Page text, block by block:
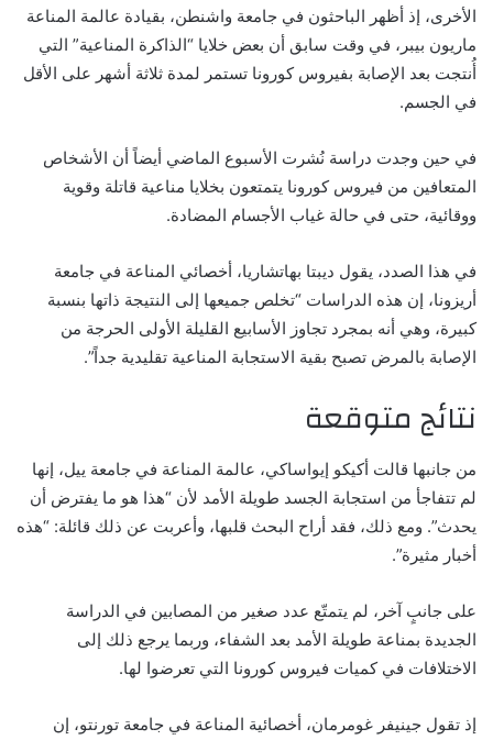
الأخرى، إذ أظهر الباحثون في جامعة واشنطن، بقيادة عالمة المناعة
ماريون بيبر، في وقت سابق أن بعض خلايا “الذاكرة المناعية” التي
أُنتجت بعد الإصابة بفيروس كورونا تستمر لمدة ثلاثة أشهر على الأقل
في الجسم.
في حين وجدت دراسة نُشرت الأسبوع الماضي أيضاً أن الأشخاص
المتعافين من فيروس كورونا يتمتعون بخلايا مناعية قاتلة وقوية
ووقائية، حتى في حالة غياب الأجسام المضادة.
في هذا الصدد، يقول ديبتا بهاتشاريا، أخصائي المناعة في جامعة
أريزونا، إن هذه الدراسات “تخلص جميعها إلى النتيجة ذاتها بنسبة
كبيرة، وهي أنه بمجرد تجاوز الأسابيع القليلة الأولى الحرجة من
الإصابة بالمرض تصبح بقية الاستجابة المناعية تقليدية جداً”.
نتائج متوقعة
من جانبها قالت أكيكو إيواساكي، عالمة المناعة في جامعة ييل، إنها
لم تتفاجأ من استجابة الجسد طويلة الأمد لأن “هذا هو ما يفترض أن
يحدث”. ومع ذلك، فقد أراح البحث قلبها، وأعربت عن ذلك قائلة: “هذه
أخبار مثيرة”.
على جانبٍ آخر، لم يتمتّع عدد صغير من المصابين في الدراسة
الجديدة بمناعة طويلة الأمد بعد الشفاء، وربما يرجع ذلك إلى
الاختلافات في كميات فيروس كورونا التي تعرضوا لها.
إذ تقول جينيفر غومرمان، أخصائية المناعة في جامعة تورنتو، إن